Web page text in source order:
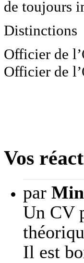
de toujours
Distinctions
Officier de
Officier de
Vos
par
Un CV
Il est